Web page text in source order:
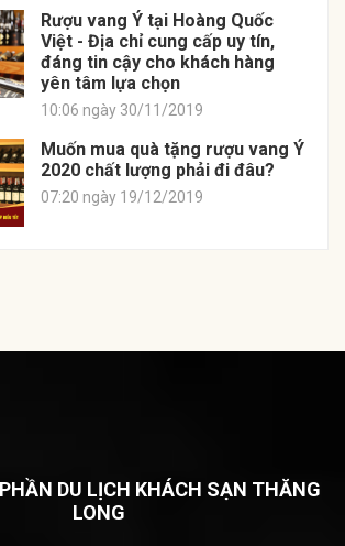
Rượu vang Ý tại Hoàng Quốc
Việt - Địa chỉ cung cấp uy tín,
đáng tin cậy cho khách hàng
yên tâm lựa chọn
10:06 ngày 30/11/2019
Muốn mua quà tặng rượu vang Ý
2020 chất lượng phải đi đâu?
07:20 ngày 19/12/2019
DU LỊCH KHÁCH SẠN THĂNG
LONG